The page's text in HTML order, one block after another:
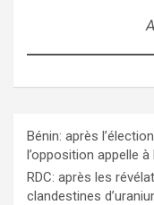
Bénin: après
l’opposition appelle
RDC: après les
clandestines